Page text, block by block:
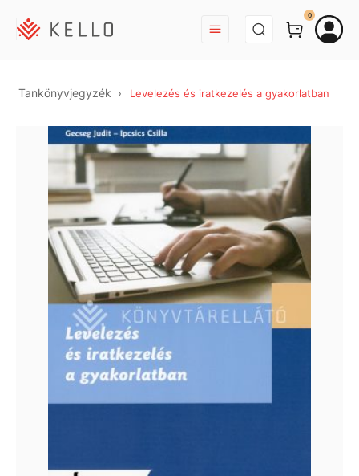
BEJELENTKEZÉS
0
Tankönyvjegyzék Levelezés és iratkezelés a gyakorlatban